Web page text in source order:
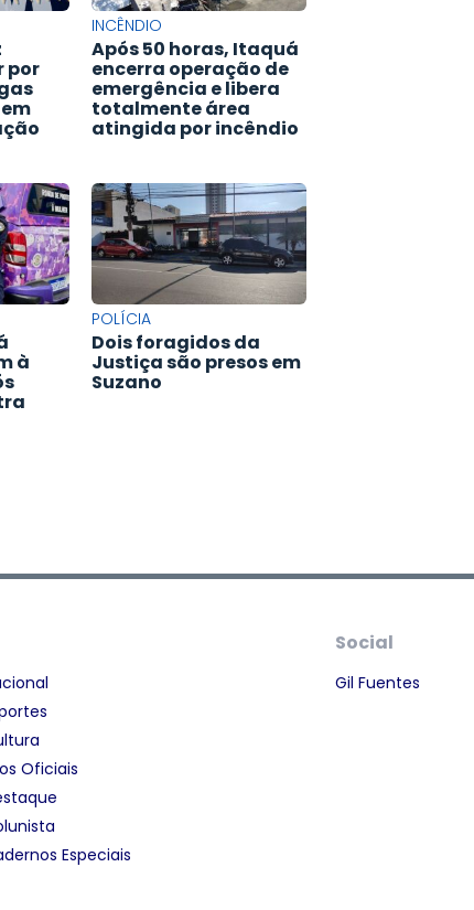
por
INCÊNDIO
Após 50 horas, Itaquá
encerra operação de
emergência e libera
totalmente área
atingida por incêndio
à
POLÍCIA
Dois foragidos da
Justiça são presos em
Suzano
Oficiais
Especiais
Social
Gil Fuentes